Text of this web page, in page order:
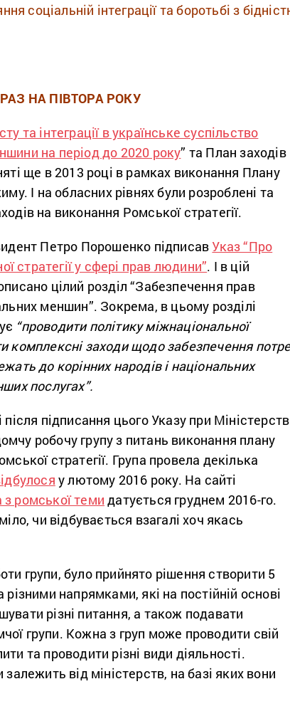
соціальній інтеграції та боротьбі з
РАЗ НА ПІВТОРА РОКУ
та інтеграції в українське суспільство
на період до 2020 року” та План заходів
ще в 2013 році в рамках виконання Плану
І на обласних рівнях були розроблені та
на виконання Ромської стратегії.
Петро Порошенко підписав Указ “Про
стратегії у сфері прав людини”. І в цій
цілий розділ “Забезпечення прав
меншин”. Зокрема, в цьому розділі
“проводити політику міжнаціональної
комплексні заходи щодо забезпечення
до корінних народів і національних
послугах”.
підписання цього Указу при
робочу групу з питань виконання плану
стратегії. Група провела декілька
у лютому 2016 року. На сайті
ромської теми датується груднем 2016-го.
чи відбувається взагалі хоч якась
групи, було прийнято рішення створити 5
різними напрямками, які на постійній основі
різні питання, а також подавати
групи. Кожна з груп може проводити свій
та проводити різні види діяльності.
залежить від міністерств, на базі яких вони